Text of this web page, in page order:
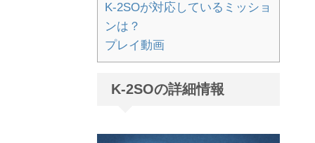
K-2SOが対応しているミッショ
ンは？
プレイ動画
K-2SOの詳細情報